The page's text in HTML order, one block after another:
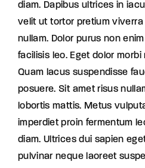
diam. Dapibus ultrices in
velit ut tortor pretium
nullam. Dolor purus non
facilisis leo. Eget dolor
Quam lacus suspendisse
posuere. Sit amet risus
lobortis mattis. Metus
imperdiet proin fermentum
diam. Ultrices dui sapien
pulvinar neque laoreet